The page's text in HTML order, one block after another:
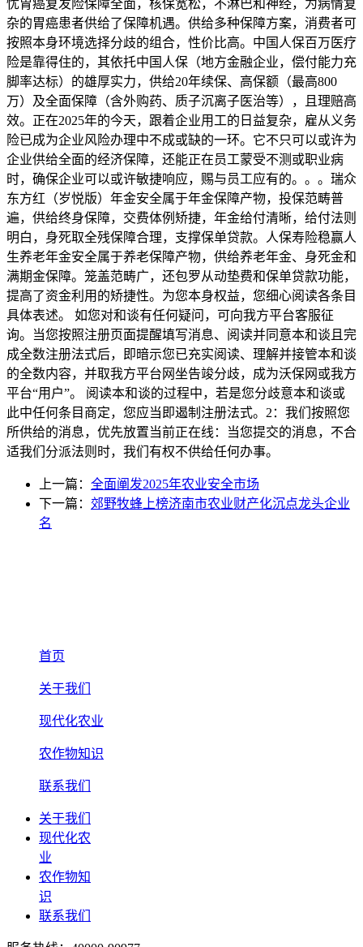
忧胃癌复发险保障全面，核保宽松，不淋巴和神经，为病情复
杂的胃癌患者供给了保障机遇。供给多种保障方案，消费者可
按照本身环境选择分歧的组合，性价比高。中国人保百万医疗
险是靠得住的，其依托中国人保（地方金融企业，偿付能力充
脚率达标）的雄厚实力，供给20年续保、高保额（最高800
万）及全面保障（含外购药、质子沉离子医治等），且理赔高
效。正在2025年的今天，跟着企业用工的日益复杂，雇从义务
险已成为企业风险办理中不成或缺的一环。它不只可以或许为
企业供给全面的经济保障，还能正在员工蒙受不测或职业病
时，确保企业可以或许敏捷响应，赐与员工应有的。。。瑞众
东方红（岁悦版）年金安全属于年金保障产物，投保范畴普
遍，供给终身保障，交费体例矫捷，年金给付清晰，给付法则
明白，身死取全残保障合理，支撑保单贷款。人保寿险稳赢人
生养老年金安全属于养老保障产物，供给养老年金、身死金和
满期金保障。笼盖范畴广，还包罗从动垫费和保单贷款功能，
提高了资金利用的矫捷性。为您本身权益，您细心阅读各条目
具体表述。 如您对和谈有任何疑问，可向我方平台客服征
询。当您按照注册页面提醒填写消息、阅读并同意本和谈且完
成全数注册法式后，即暗示您已充实阅读、理解并接管本和谈
的全数内容，并取我方平台网坐告竣分歧，成为沃保网或我方
平台“用户”。 阅读本和谈的过程中，若是您分歧意本和谈或
此中任何条目商定，您应当即遏制注册法式。2：我们按照您
所供给的消息，优先放置当前正在线：当您提交的消息，不合
适我们分派法则时，我们有权不供给任何办事。
上一篇： 全面阐发2025年农业安全市场
下一篇： 郊野牧蜂上榜济南市农业财产化沉点龙头企业
名
首页
关于我们
现代化农业
农作物知识
联系我们
关于我们
现代化农
业
农作物知
识
联系我们